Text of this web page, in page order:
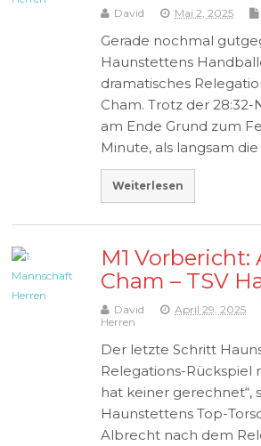
David Mai 2, 2025
Gerade nochmal
Haunstettens
dramatisches
Cham. Trotz der
am Ende Grund zum
Minute, als langsam
Weiterlesen
M1 Vorbericht:
Cham – TSV
David April 29, 2025
Herren
Der letzte Schritt
Relegations-Rückspiel
hat keiner gerechnet“,
Haunstettens Top-
Albrecht nach dem